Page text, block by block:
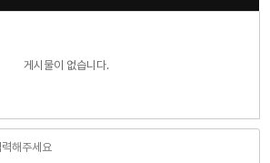
게시물이 없습니다.